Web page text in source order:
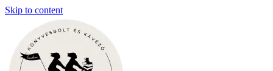
Skip to content